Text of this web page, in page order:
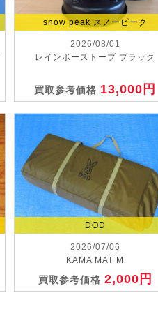
snow peak スノーピーク
2026/08/01
レインボーストーブ ブラック
買取参考価格 13,000円
DOD
2026/07/06
KAMA MAT M
買取参考価格 2,000円